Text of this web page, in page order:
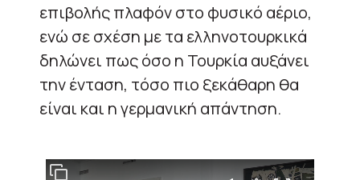
επιβολής πλαφόν στο φυσικό αέριο,
ενώ σε σχέση με τα ελληνοτουρκικά
δηλώνει πως όσο η Τουρκία αυξάνει
την ένταση, τόσο πιο ξεκάθαρη θα
είναι και η γερμανική απάντηση.